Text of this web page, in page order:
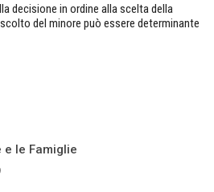
decisione in ordine alla scelta della
del minore può essere determinante
e le Famiglie